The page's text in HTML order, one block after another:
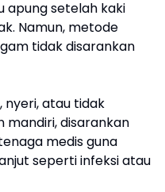
apung setelah kaki
Namun, metode
tidak disarankan
nyeri, atau tidak
disarankan
medis guna
seperti infeksi atau